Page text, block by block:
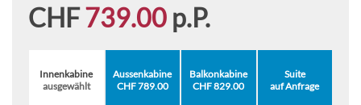
CHF739.00 p.P.
Innenkabine
ausgewählt
Aussenkabine
CHF 789.00
Balkonkabine
CHF 829.00
Suite
auf Anfrage